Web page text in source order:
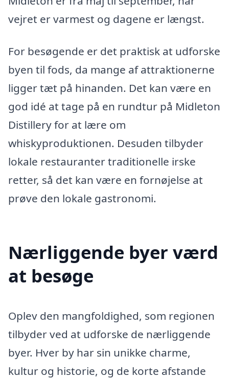
vejret er varmest og dagene er længst.
For besøgende er det praktisk at udforske
byen til fods, da mange af attraktionerne
ligger tæt på hinanden. Det kan være en
god idé at tage på en rundtur på Midleton
Distillery for at lære om
whiskyproduktionen. Desuden tilbyder
lokale restauranter traditionelle irske
retter, så det kan være en fornøjelse at
prøve den lokale gastronomi.
Nærliggende byer værd
at besøge
Oplev den mangfoldighed, som regionen
tilbyder ved at udforske de nærliggende
byer. Hver by har sin unikke charme,
kultur og historie, og de korte afstande